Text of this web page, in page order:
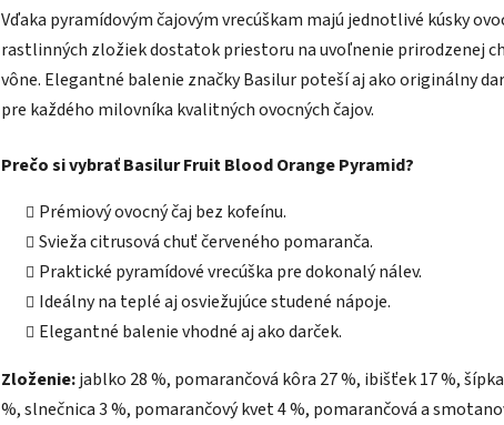
Vďaka pyramídovým čajovým vrecúškam majú jednotlivé kúsky
rastlinných zložiek dostatok priestoru na uvoľnenie prirodzenej
vône. Elegantné balenie značky Basilur poteší aj ako originálny
pre každého milovníka kvalitných ovocných čajov.
Prečo si vybrať Basilur Fruit Blood Orange Pyramid?
Prémiový ovocný čaj bez kofeínu.
Svieža citrusová chuť červeného pomaranča.
Praktické pyramídové vrecúška pre dokonalý nálev.
Ideálny na teplé aj osviežujúce studené nápoje.
Elegantné balenie vhodné aj ako darček.
Zloženie:jablko 28 %, pomarančová kôra 27 %, ibišťek 17 %,
%, slnečnica 3 %, pomarančový kvet 4 %, pomarančová a